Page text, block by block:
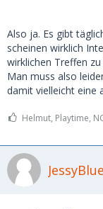
Also ja. Es gibt
scheinen wirklich
wirklichen Treffen zu
Man muss also
damit vielleicht eine
Helmut, Playtime,
JessyBlue